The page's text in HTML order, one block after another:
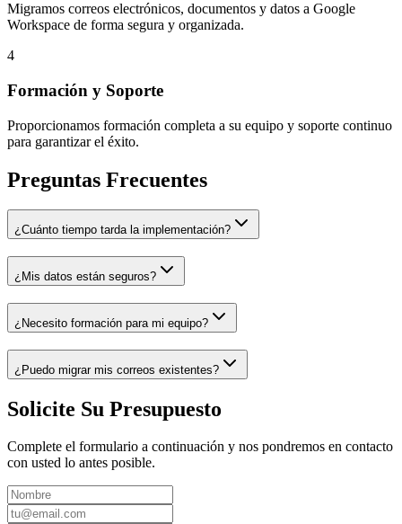
Migramos correos electrónicos, documentos y datos a Google
Workspace de forma segura y organizada.
4
Formación y Soporte
Proporcionamos formación completa a su equipo y soporte continuo
para garantizar el éxito.
Preguntas Frecuentes
¿Cuánto tiempo tarda la implementación?
¿Mis datos están seguros?
¿Necesito formación para mi equipo?
¿Puedo migrar mis correos existentes?
Solicite Su Presupuesto
Complete el formulario a continuación y nos pondremos en contacto
con usted lo antes posible.